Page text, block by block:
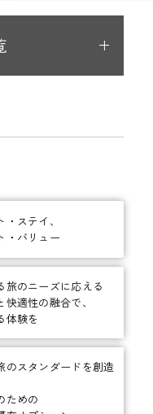
・ステイ、
・バリュー
旅のニーズに応える
快適性の融合で、
体験を
のスタンダードを創造
ための